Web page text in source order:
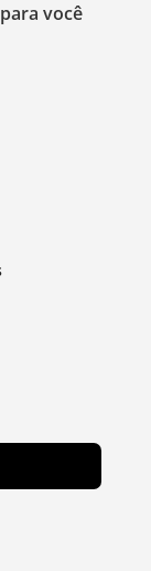
você